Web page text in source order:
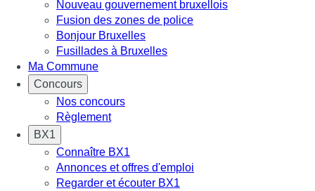
Nouveau gouvernement bruxellois
Fusion des zones de police
Bonjour Bruxelles
Fusillades à Bruxelles
Ma Commune
Concours
Nos concours
Règlement
BX1
Connaître BX1
Annonces et offres d'emploi
Regarder et écouter BX1